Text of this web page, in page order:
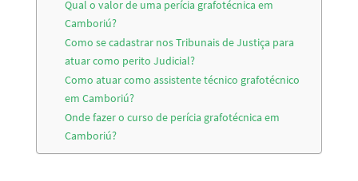
Qual o valor de uma perícia grafotécnica em
Camboriú?
Como se cadastrar nos Tribunais de Justiça para
atuar como perito Judicial?
Como atuar como assistente técnico grafotécnico
em Camboriú?
Onde fazer o curso de perícia grafotécnica em
Camboriú?